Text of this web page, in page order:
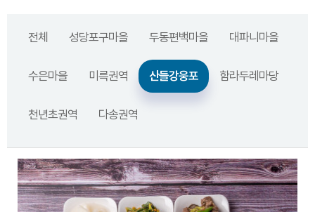
전체 성당포구마을 두동편백마을 대파니마을
수은마을 미륵권역 산들강웅포 함라두레마당
천년초권역 다송권역